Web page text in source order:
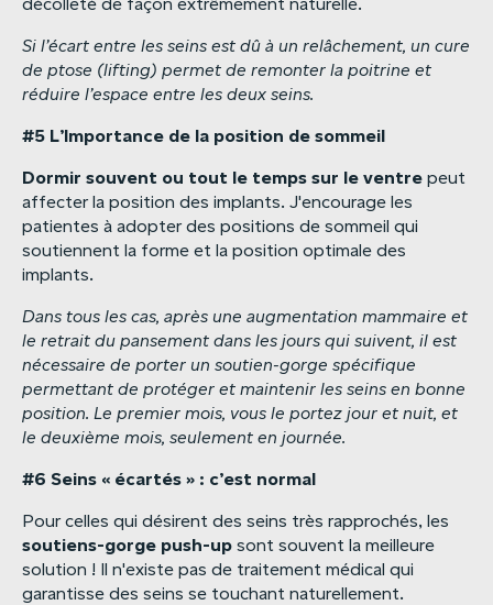
décolleté de façon extrêmement naturelle.
Si l’écart entre les seins est dû à un relâchement, un cure
de ptose (lifting) permet de remonter la poitrine et
réduire l’espace entre les deux seins.
#5 L’Importance de la position de sommeil
Dormir souvent ou tout le temps sur le ventre peut
affecter la position des implants. J'encourage les
patientes à adopter des positions de sommeil qui
soutiennent la forme et la position optimale des
implants.
Dans tous les cas, après une augmentation mammaire et
le retrait du pansement dans les jours qui suivent, il est
nécessaire de porter un soutien-gorge spécifique
permettant de protéger et maintenir les seins en bonne
position. Le premier mois, vous le portez jour et nuit, et
le deuxième mois, seulement en journée.
#6 Seins « écartés » : c’est normal
Pour celles qui désirent des seins très rapprochés, les
soutiens-gorge push-up sont souvent la meilleure
solution ! Il n'existe pas de traitement médical qui
garantisse des seins se touchant naturellement.